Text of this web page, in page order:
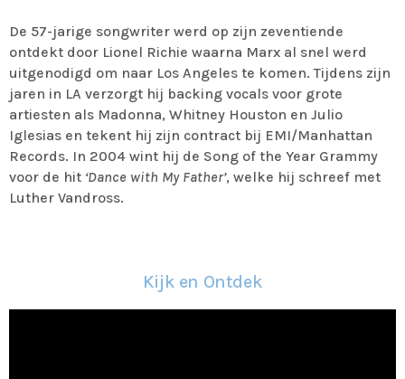
De 57-jarige songwriter werd op zijn zeventiende
ontdekt door Lionel Richie waarna Marx al snel werd
uitgenodigd om naar Los Angeles te komen. Tijdens zijn
jaren in LA verzorgt hij backing vocals voor grote
artiesten als Madonna, Whitney Houston en Julio
Iglesias en tekent hij zijn contract bij EMI/Manhattan
Records. In 2004 wint hij de Song of the Year Grammy
voor de hit ‘Dance with My Father’, welke hij schreef met
Luther Vandross.
Kijk en Ontdek